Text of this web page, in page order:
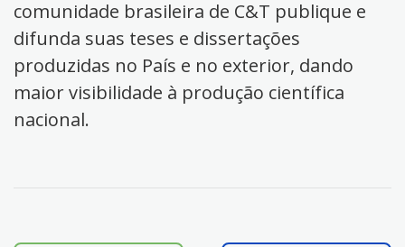
comunidade brasileira de C&T publique e
difunda suas teses e dissertações
produzidas no País e no exterior, dando
maior visibilidade à produção científica
nacional.